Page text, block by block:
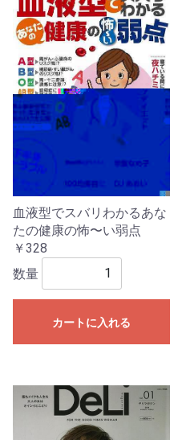
血液型でスバリわかるあな
たの健康の怖〜い弱点
￥328
数量
カートに入れる